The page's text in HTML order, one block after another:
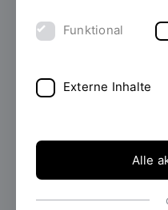
20.11.2013
Technischen
China am Projekt
Qingdao ist eine
Erstellt von
Funktional
Externe Inhalte
Alle